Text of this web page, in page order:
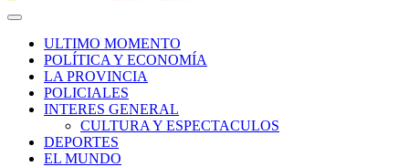
ULTIMO MOMENTO
POLÍTICA Y ECONOMÍA
LA PROVINCIA
POLICIALES
INTERES GENERAL
CULTURA Y ESPECTACULOS
DEPORTES
EL MUNDO